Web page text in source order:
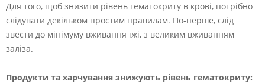
Для того, щоб знизити рівень гематокриту в крові, потрібно
слідувати декільком простим правилам. По-перше, слід
звести до мінімуму вживання їжі, з великим вживанням
заліза.
Продукти та харчування знижують рівень гематокриту: